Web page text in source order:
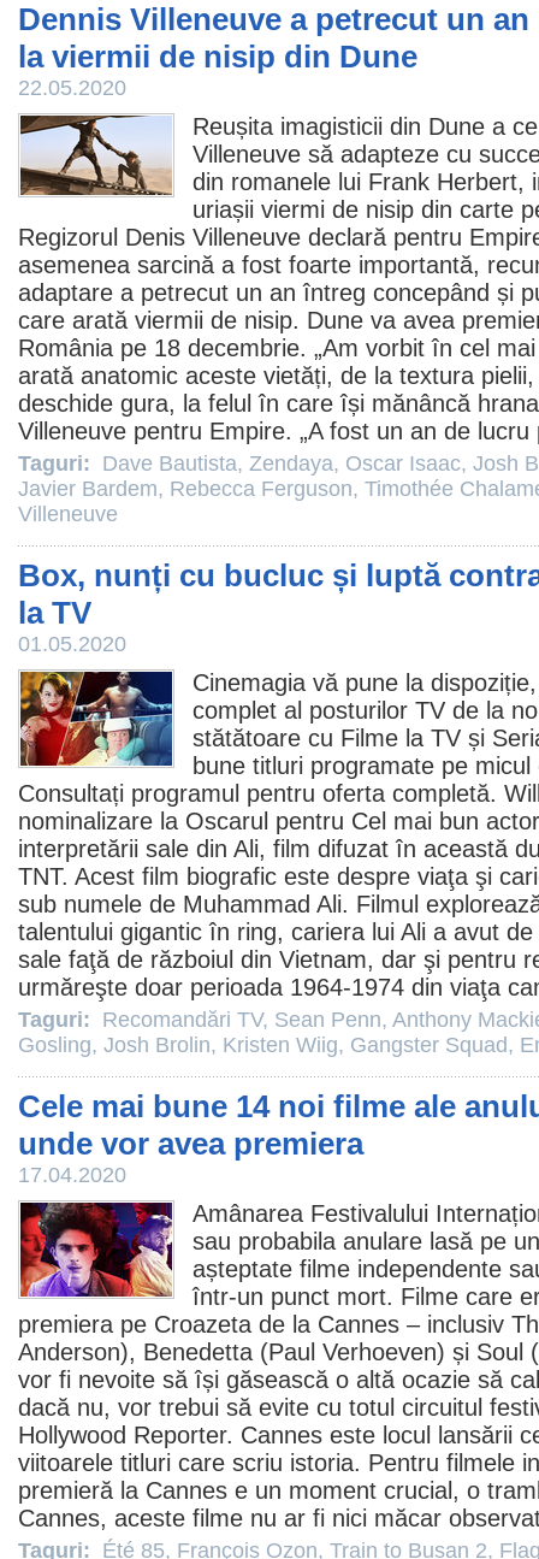
Dennis Villeneuve a petrecut un
la viermii de nisip din Dune
22.05.2020
Reușita imagisticii din Dune a
Villeneuve să adapteze cu
din romanele lui Frank Herbert,
uriașii viermi de nisip din carte
Regizorul Denis Villeneuve declară pentru
asemenea sarcină a fost foarte importantă,
adaptare a petrecut un an întreg concepând și
care arată viermii de nisip. Dune va avea
România pe 18 decembrie. „Am vorbit în cel
arată anatomic aceste vietăți, de la textura
deschide gura, la felul în care își mănâncă
Villeneuve pentru Empire. „A fost un an de
Taguri: Dave Bautista, Zendaya, Oscar Isaac, Josh
Javier Bardem, Rebecca Ferguson, Timothée
Villeneuve
Box, nunți cu bucluc și luptă
la TV
01.05.2020
Cinemagia vă pune la
complet al posturilor TV de la
stătătoare cu Filme la TV și
bune titluri programate pe
Consultați programul pentru oferta completă.
nominalizare la Oscarul pentru Cel mai bun
interpretării sale din Ali, film difuzat în această
TNT. Acest film biografic este despre viaţa şi
sub numele de Muhammad Ali. Filmul
talentului gigantic în ring, cariera lui Ali a avut
sale faţă de războiul din Vietnam, dar şi pentru
urmăreşte doar perioada 1964-1974 din viaţa
Taguri: Recomandări TV, Sean Penn, Anthony
Gosling, Josh Brolin, Kristen Wiig, Gangster Squad,
Cele mai bune 14 noi filme ale
unde vor avea premiera
17.04.2020
Amânarea Festivalului
sau probabila anulare lasă pe
așteptate filme independente
într-un punct mort. Filme care
premiera pe Croazeta de la Cannes – inclusiv
Anderson), Benedetta (Paul Verhoeven) și Soul
vor fi nevoite să își găsească o altă ocazie să
dacă nu, vor trebui să evite cu totul circuitul
Hollywood Reporter. Cannes este locul lansării
viitoarele titluri care scriu istoria. Pentru filmele
premieră la Cannes e un moment crucial, o
Cannes, aceste filme nu ar fi nici măcar
Taguri: Été 85, François Ozon, Train to Busan 2,